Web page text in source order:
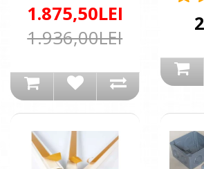
1.875,50LEI
1.936,00LEI